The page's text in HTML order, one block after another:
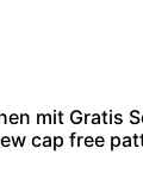
mit Gratis
cap free